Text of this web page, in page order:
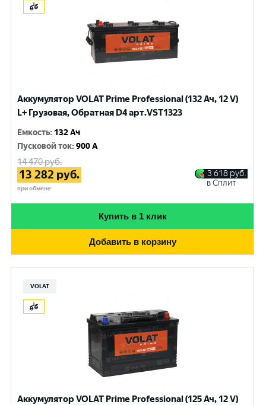
Аккумулятор VOLAT Prime Professional (132 Ач, 12 V)
L+ Грузовая, Обратная D4 арт.VST1323
Емкость: 132 Ач
Пусковой ток:900 A
14 470руб.
13 282 руб.
при обмене
3 618 руб.
в Сплит
Купить в 1 клик
Добавить в корзину
VOLAT
Аккумулятор VOLAT Prime Professional (125 Ач, 12 V)